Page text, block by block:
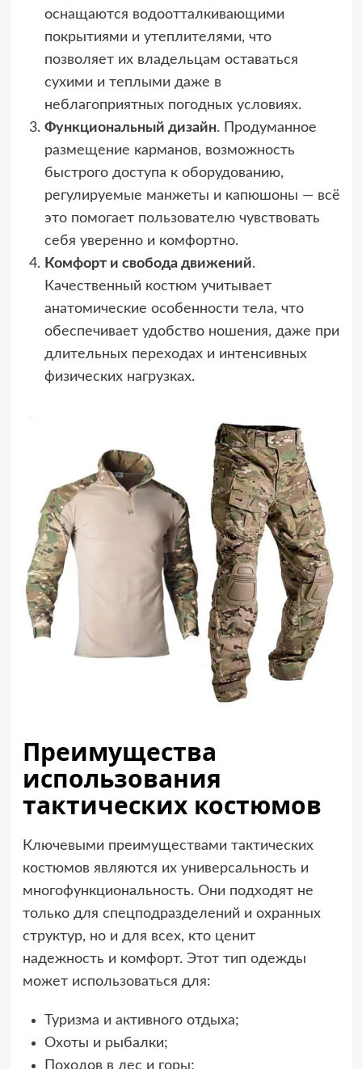
оснащаются водоотталкивающими
покрытиями и утеплителями, что
позволяет их владельцам оставаться
сухими и теплыми даже в
неблагоприятных погодных условиях.
Функциональный дизайн. Продуманное
размещение карманов, возможность
быстрого доступа к оборудованию,
регулируемые манжеты и капюшоны — всё
это помогает пользователю чувствовать
себя уверенно и комфортно.
Комфорт и свобода движений.
Качественный костюм учитывает
анатомические особенности тела, что
обеспечивает удобство ношения, даже при
длительных переходах и интенсивных
физических нагрузках.
Преимущества
использования
тактических костюмов
Ключевыми преимуществами тактических
костюмов являются их универсальность и
многофункциональность. Они подходят не
только для спецподразделений и охранных
структур, но и для всех, кто ценит
надежность и комфорт. Этот тип одежды
может использоваться для:
Туризма и активного отдыха;
Охоты и рыбалки;
Походов в лес и горы;